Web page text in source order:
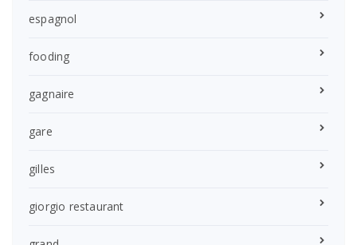
espagnol
fooding
gagnaire
gare
gilles
giorgio restaurant